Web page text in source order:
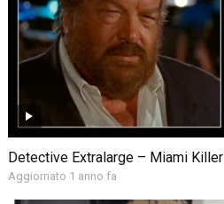
Detective Extralarge – Miami Killer
Aggiornato 1 anno fa